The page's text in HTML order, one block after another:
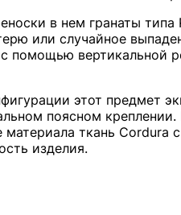
в нем гранаты
или случайное
помощью вертикальной
этот предмет
поясном
материала ткань Cordura
изделия.